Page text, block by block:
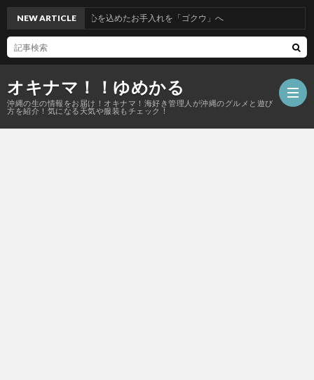
オキナマ！！ゆめかる
沖縄の生の情報をお届け！オキナマ！海好き管理人が沖縄のグルメと遊び
方を紹介！気になる天気や服装もチェック！
NEW ARTICLE
を込めたお手入れを「ゴクウ」へ